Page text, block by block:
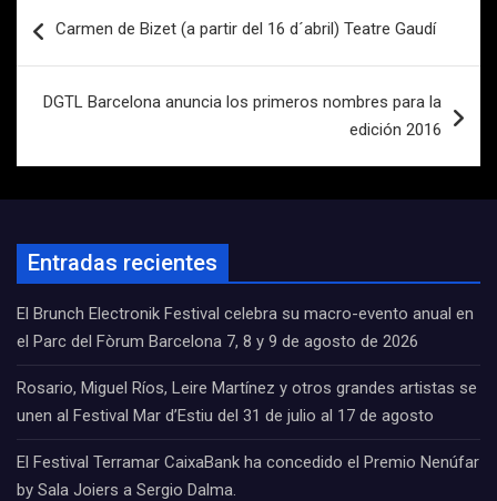
de
Carmen de Bizet (a partir del 16 d´abril) Teatre Gaudí
DGTL Barcelona anuncia los primeros nombres para la
edición 2016
Entradas recientes
El Brunch Electronik Festival celebra su macro-evento anual en
el Parc del Fòrum Barcelona 7, 8 y 9 de agosto de 2026
Rosario, Miguel Ríos, Leire Martínez y otros grandes artistas se
unen al Festival Mar d’Estiu del 31 de julio al 17 de agosto
El Festival Terramar CaixaBank ha concedido el Premio Nenúfar
by Sala Joiers a Sergio Dalma.